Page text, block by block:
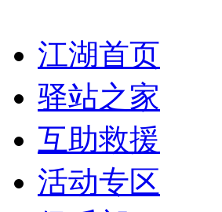
江湖首页
驿站之家
互助救援
活动专区